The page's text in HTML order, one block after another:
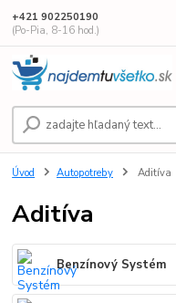
+421 902250190
(Po-Pia, 8-16 hod.)
Úvod Autopotreby Aditíva
Aditíva
Benzínový Systém